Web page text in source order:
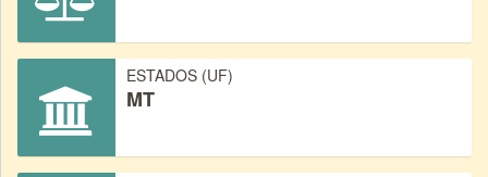
ESTADOS (UF)
MT